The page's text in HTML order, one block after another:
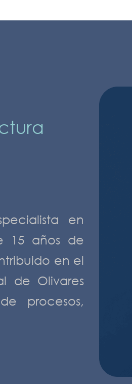
en
15 años de
en el
de Olivares
procesos,